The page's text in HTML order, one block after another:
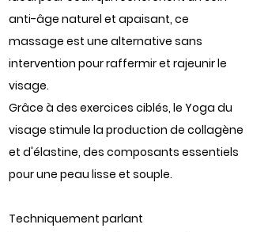
anti-âge naturel et apaisant, ce
massage est une alternative sans
intervention pour raffermir et rajeunir le
visage.
Grâce à des exercices ciblés, le Yoga du
visage stimule la production de collagène
et d'élastine, des composants essentiels
pour une peau lisse et souple.
Techniquement parlant